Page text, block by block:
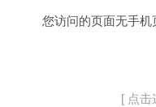
您访问的页面无手机
[ 点击